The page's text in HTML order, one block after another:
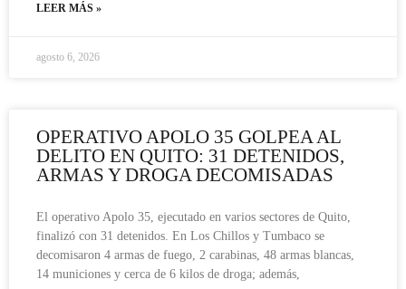
LEER MÁS »
agosto 6, 2026
OPERATIVO APOLO 35 GOLPEA AL
DELITO EN QUITO: 31 DETENIDOS,
ARMAS Y DROGA DECOMISADAS
El operativo Apolo 35, ejecutado en varios sectores de Quito,
finalizó con 31 detenidos. En Los Chillos y Tumbaco se
decomisaron 4 armas de fuego, 2 carabinas, 48 armas blancas,
14 municiones y cerca de 6 kilos de droga; además,